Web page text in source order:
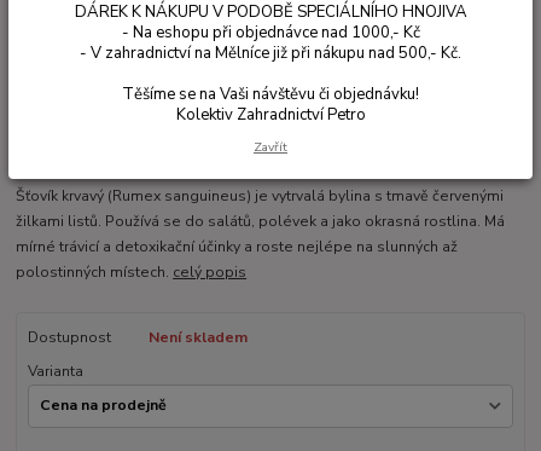
Ohodnotit produkt
Šťovík krvavý (Rumex sanguineus) je vytrvalá bylina s tmavě červenými
žilkami listů. Používá se do salátů, polévek a jako okrasná rostlina. Má
mírné trávicí a detoxikační účinky a roste nejlépe na slunných až
polostinných místech. celý popis
Dostupnost
Není skladem
Varianta
DÁREK K NÁKUPU V PODOBĚ SPECIÁLNÍHO HNOJIVA
- Na eshopu při objednávce nad 1000,- Kč
- V zahradnictví na Mělníce již při nákupu nad 500,- Kč.
Těšíme se na Vaši návštěvu či objednávku!
Kolektiv Zahradnictví Petro
Zavřít